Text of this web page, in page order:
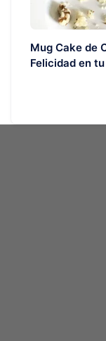
Mug Cake de
Felicidad en